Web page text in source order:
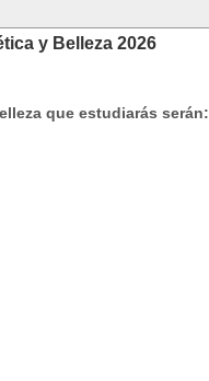
y Belleza 2026
que estudiarás serán: